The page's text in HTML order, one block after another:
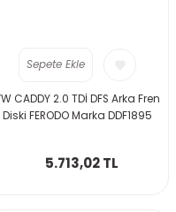
Sepete Ekle
CADDY 2.0 TDİ DFS Arka Fren
Diski FERODO Marka DDF1895
5.713,02 TL